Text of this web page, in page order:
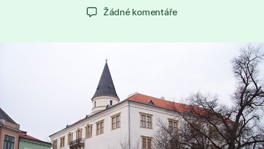
příspěvku
příspěvku
Žádné komentářeu